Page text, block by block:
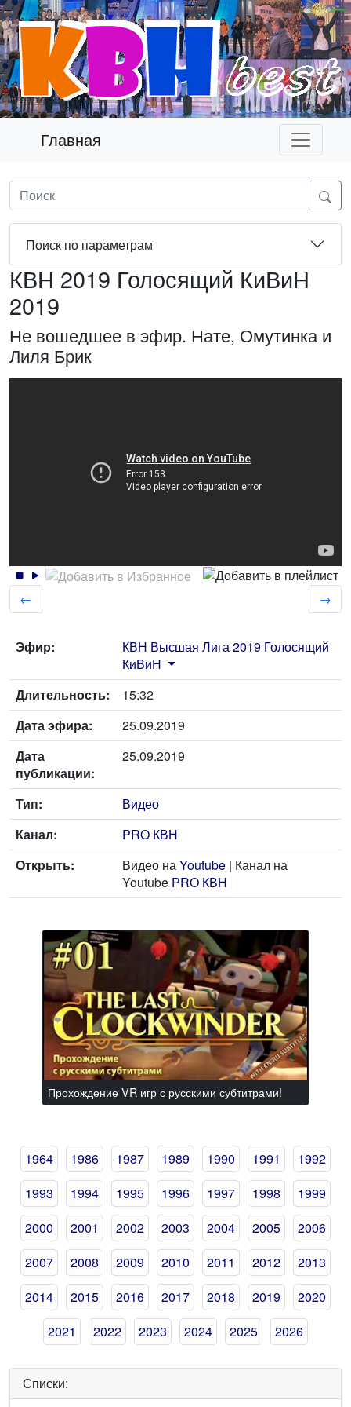
Главная
Поиск по параметрам
КВН 2019 Голосящий КиВиН
2019
Не вошедшее в эфир. Нате, Омутинка и
Лиля Брик
← →
Эфир:
КВН Высшая Лига 2019 Голосящий
КиВиН
Длительность:
15:32
Дата эфира:
25.09.2019
Дата
публикации:
25.09.2019
Тип:
Видео
Канал:
PRO КВН
Открыть:
Видео наYoutube | Канал на
Youtube PRO КВН
Прохождение VR игр с русскими субтитрами!
1964 1986 1987 1989 1990 1991
1992
1993
1994 1995 1996 1997 1998
1999
2000
2001 2002 2003 2004 2005
2006
2007
2008 2009 2010 2011 2012
2013
2014
2015 2016 2017 2018 2019
2020
2021
2022 2023 2024 2025 2026
Списки: